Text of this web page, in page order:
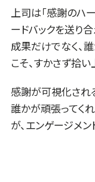
上司は「感謝のハ
ードバックを送り
成果だけでなく、
こそ、すかさず拾い
感謝が可視化され
誰かが頑張ってく
が、エンゲージメ